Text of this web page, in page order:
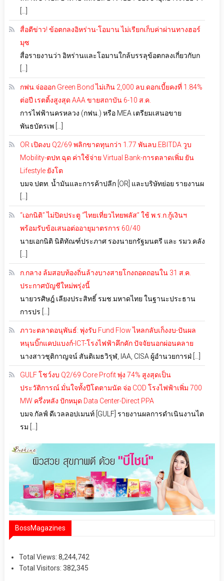
สื่อตีข่าว! ข้อตกลงอิหร่าน-โอมาน ไม่เรียกเก็บค่าผ่านทางฮอร์
มุซ
สื่อรายงานว่า อิหร่านและโอมานใกล้บรรลุข้อตกลงเกี่ยวกับก
กฟน.จ่อออก Green Bond ไม่เกิน 2,000 ลบ.ดอกเบี้ยคงที่ 1.84%
ต่อปี เรตติ้งสูงสุด AAA ขายสถาบัน 6-10 ส.ค.
การไฟฟ้านครหลวง (กฟน.) หรือ MEA เตรียมเสนอขาย
พันธบัตรเพ […]
OR เปิดงบ Q2/69 พลิกขาดทุนกว่า 1.77 พันลบ.EBITDA วูบ
Mobility-ตปท.ฉุด ค่าใช้จ่าย Virtual Bank-การตลาดเพิ่ม ยัน
Lifestyle ยังโต
บมจ.ปตท. น้ำมันและการค้าปลีก [OR] และบริษัทย่อย รายงานผ
“เอกนิติ” ไม่ปิดประตู “ไทยเที่ยวไทยพลัส” ใช้ พ.ร.ก.กู้เงินฯ
พร้อมรับข้อเสนอต่ออายุมาตรการ 60/40
นายเอกนิติ นิติทัณฑ์ประภาศ รองนายกรัฐมนตรี และ รมว.คลัง
ก.กลาง ล้มสอบท้องถิ่นล้างบางสายโกงถอดถอนใน 31 ส.ค.
ประกาศบัญชีใหม่พรุ่งนี้
นายวรศิษฎ์ เลียงประสิทธิ์ รมช.มหาดไทย ในฐานะประธาน
การปร […]
ภาวะตลาดอนุพันธ์: พุ่งรับ Fund Flow ไหลกลับเก็งงบ-ปันผล
หนุนบิ๊กแคปแบงก์-ICT-โรงไฟฟ้าคึกคัก ปัจจัยนอกผ่อนคลาย
นางสาวชุติกาญจน์ สันติเมธวิรุฬ, IAA, CISA ผู้อำนวยการฝ่ […]
GULF โชว์งบ Q2/69 Core Profit พุ่ง 74% สูงสุดเป็น
ประวัติการณ์ มั่นใจทั้งปีโตตามนัด จ่อ COD โรงไฟฟ้าเพิ่ม 700
MW ครึ่งหลัง ปักหมุด Data Center-Direct PPA
บมจ.กัลฟ์ ดีเวลลอปเมนท์ [GULF] รายงานผลการดำเนินงานไต
รม […]
BossMagazines
Total Views: 8,244,742
Total Visitors: 382,345